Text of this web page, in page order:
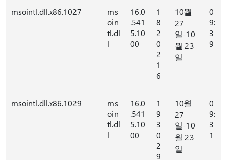
msointl.dll.x86.1027
ms
oin
tl.dl
l
16.0
.541
5.10
00
1
8
2
0
2
1
6
10월
27
일-10
월 23
일
0
9:
3
9
msointl.dll.x86.1029
ms
oin
tl.dl
l
16.0
.541
5.10
00
1
9
3
0
2
9
10월
27
일-10
월 23
일
0
9:
3
1